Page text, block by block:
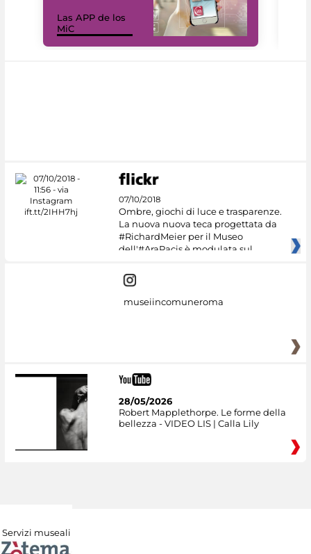
Las APP de los
MiC
07/10/2018
Ombre, giochi di luce e trasparenze.
La nuova nuova teca progettata da
#RichardMeier per il Museo
dell'#AraPacis è modulata sul
museiincomuneroma
28/05/2026
Robert Mapplethorpe. Le forme della
bellezza - VIDEO LIS | Calla Lily
Servizi museali